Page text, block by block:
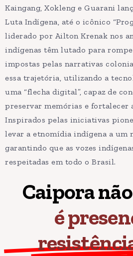
Kaingang, Xokleng e Guarani
Luta Indígena, até o icônico
liderado por Ailton Krenak nos
indígenas têm lutado para
impostas pelas narrativas
essa trajetória, utilizando a
uma “flecha digital”, capaz de
preservar memórias e fortalecer
Inspirados pelas iniciativas
levar a etnomídia indígena a um
garantindo que as vozes
respeitadas em todo o Brasil.
Caipora
é